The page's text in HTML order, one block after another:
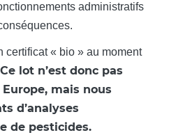
administratifs
certificat « bio » au moment
Ce lot n’est donc pas
mais nous
d’analyses
de pesticides.